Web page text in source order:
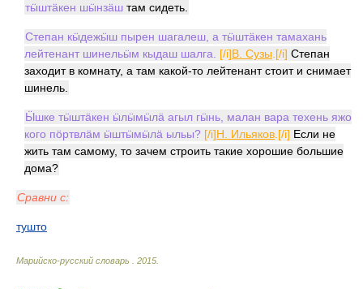
тӹштӓкен шӹнзӓш там сидеть.
Степан кӹдежӹш пырен шагалеш, а тӹштӓкен тамахань
лейтенант шинельӹм кыдаш шалга.
[/i]В. Сузы .[/i] Степан
заходит в комнату, а там какой-то лейтенант стоит и снимает
шинель.
Ӹшке тӹштӓкен ӹлӹмӹлӓ агыл гӹнь, малан вара техень яжо
кого пӧртвлӓм ӹштӹмӹлӓ ыльы? [/i]Н. Ильяков .[/i] Если не
жить там самому, то зачем строить такие хорошие большие
дома?
Сравни с:
тушто
Марийско-русский словарь 2015